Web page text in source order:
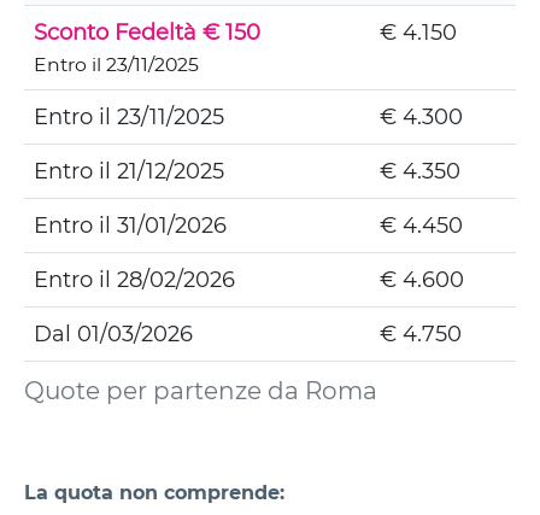
Quote per partenze da Roma
Sconto Fedeltà € 150
Entro il 23/11/2025
€ 4.150
Entro il 23/11/2025 € 4.300
Entro il 21/12/2025 € 4.350
Entro il 31/01/2026 € 4.450
Entro il 28/02/2026 € 4.600
Dal 01/03/2026 € 4.750
La quota non comprende: